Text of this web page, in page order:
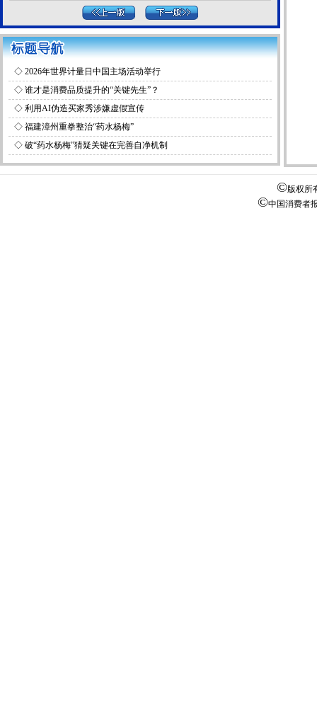
◇ 2026年世界计量日中国主场活动举行
◇ 谁才是消费品质提升的“关键先生”？
◇ 利用AI伪造买家秀涉嫌虚假宣传
◇ 福建漳州重拳整治“药水杨梅”
◇ 破“药水杨梅”猜疑关键在完善自净机制
©版权所
©中国消费者